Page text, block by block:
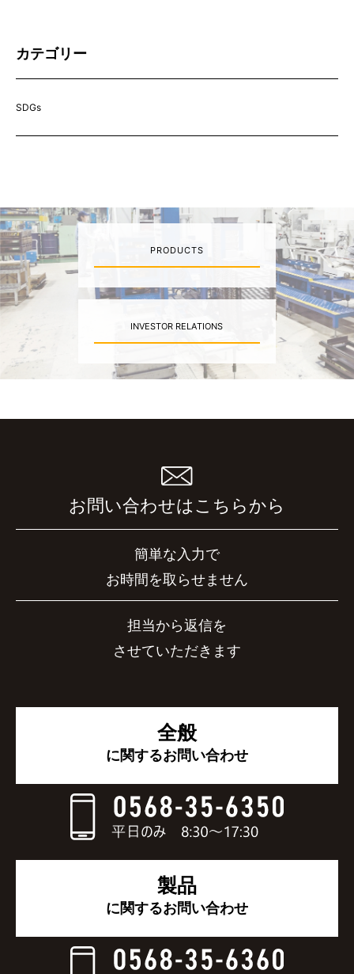
カテゴリー
SDGs
PRODUCTS
INVESTOR RELATIONS
お問い合わせはこちらから
簡単な入力で
お時間を取らせません
担当から返信を
させていただきます
全般
に関するお問い合わせ
製品
に関するお問い合わせ